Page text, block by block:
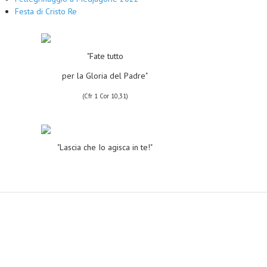
Festa di Cristo Re
"Fate tutto
per la Gloria del Padre"
(Cfr 1 Cor 10,31)
"Lascia che Io agisca in te!"